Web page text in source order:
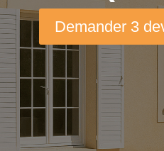
Demander 3